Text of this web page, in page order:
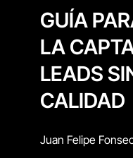
GUÍA
LA
LEADS
CALIDAD
Juan Felipe